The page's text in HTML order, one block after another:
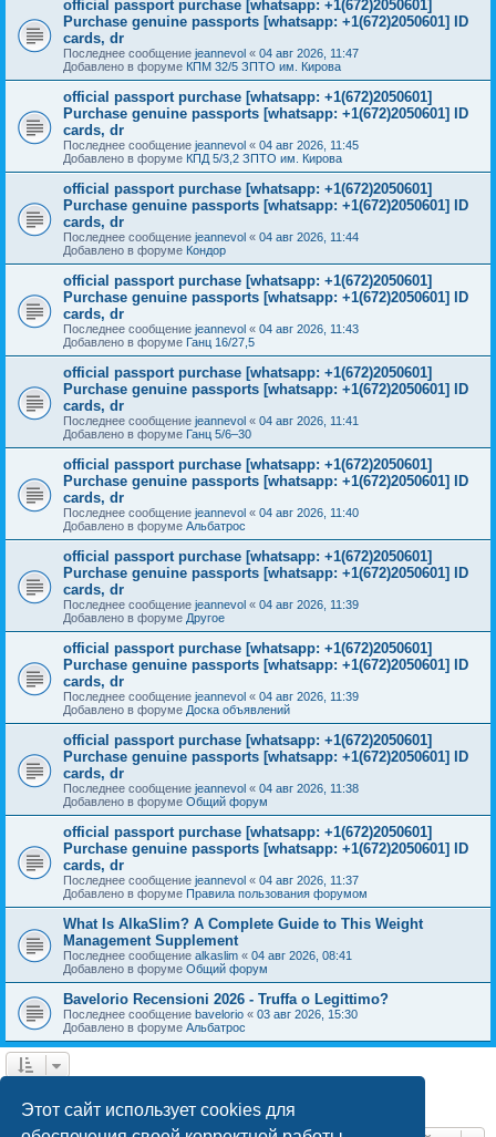
Этот сайт использует cookies для
official passport purchase [whatsapp: +1(672)2050601]
Purchase genuine passports [whatsapp: +1(672)2050601] ID
cards, dr
Последнее сообщение jeannevol « 04 авг 2026, 11:47
Добавлено в форуме КПМ 32/5 ЗПТО им. Кирова
official passport purchase [whatsapp: +1(672)2050601]
Purchase genuine passports [whatsapp: +1(672)2050601] ID
cards, dr
Последнее сообщение jeannevol « 04 авг 2026, 11:45
Добавлено в форуме КПД 5/3,2 ЗПТО им. Кирова
official passport purchase [whatsapp: +1(672)2050601]
Purchase genuine passports [whatsapp: +1(672)2050601] ID
cards, dr
Последнее сообщение jeannevol « 04 авг 2026, 11:44
Добавлено в форуме Кондор
official passport purchase [whatsapp: +1(672)2050601]
Purchase genuine passports [whatsapp: +1(672)2050601] ID
cards, dr
Последнее сообщение jeannevol « 04 авг 2026, 11:43
Добавлено в форуме Ганц 16/27,5
official passport purchase [whatsapp: +1(672)2050601]
Purchase genuine passports [whatsapp: +1(672)2050601] ID
cards, dr
Последнее сообщение jeannevol « 04 авг 2026, 11:41
Добавлено в форуме Ганц 5/6–30
official passport purchase [whatsapp: +1(672)2050601]
Purchase genuine passports [whatsapp: +1(672)2050601] ID
cards, dr
Последнее сообщение jeannevol « 04 авг 2026, 11:40
Добавлено в форуме Альбатрос
official passport purchase [whatsapp: +1(672)2050601]
Purchase genuine passports [whatsapp: +1(672)2050601] ID
cards, dr
Последнее сообщение jeannevol « 04 авг 2026, 11:39
Добавлено в форуме Другое
official passport purchase [whatsapp: +1(672)2050601]
Purchase genuine passports [whatsapp: +1(672)2050601] ID
cards, dr
Последнее сообщение jeannevol « 04 авг 2026, 11:39
Добавлено в форуме Доска объявлений
official passport purchase [whatsapp: +1(672)2050601]
Purchase genuine passports [whatsapp: +1(672)2050601] ID
cards, dr
Последнее сообщение jeannevol « 04 авг 2026, 11:38
Добавлено в форуме Общий форум
official passport purchase [whatsapp: +1(672)2050601]
Purchase genuine passports [whatsapp: +1(672)2050601] ID
cards, dr
Последнее сообщение jeannevol « 04 авг 2026, 11:37
Добавлено в форуме Правила пользования форумом
What Is AlkaSlim? A Complete Guide to This Weight
Management Supplement
Последнее сообщение alkaslim « 04 авг 2026, 08:41
Добавлено в форуме Общий форум
Bavelorio Recensioni 2026 - Truffa o Legittimo?
Последнее сообщение bavelorio « 03 авг 2026, 15:30
Добавлено в форуме Альбатрос